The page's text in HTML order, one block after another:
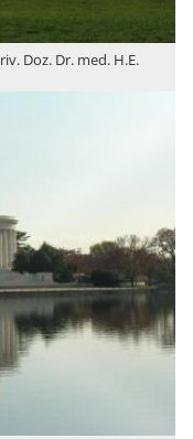
Doz. Dr. med. H.E.